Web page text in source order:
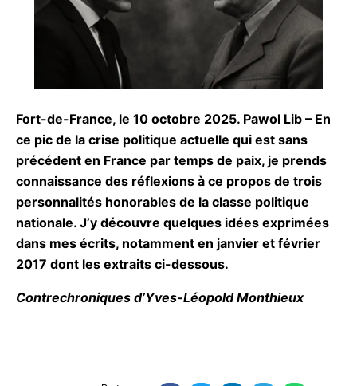
Fort-de-France, le 10 octobre 2025. Pawol Lib –
En ce pic de la crise politique actuelle qui est sans
précédent en France par temps de paix, je prends
connaissance des réflexions à ce propos de trois
personnalités honorables de la classe politique
nationale. J’y découvre quelques idées
exprimées dans mes écrits, notamment en
janvier et février 2017 dont les extraits ci-